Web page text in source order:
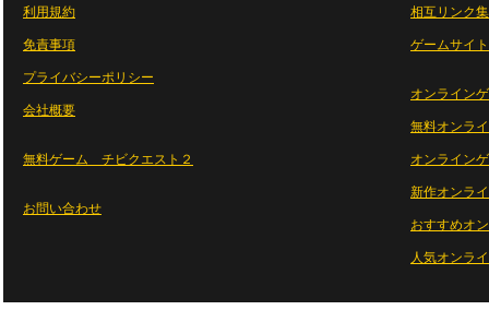
利用規約
免責事項
プライバシーポリシー
会社概要
無料ゲーム チビクエスト２
お問い合わせ
相互リンク集
ゲームサイ
オンライン
無料オンラ
オンライン
新作オンラ
おすすめオ
人気オンラ